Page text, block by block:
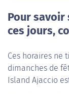
Pour savoir
ces jours,
Ces horaires ne
dimanches de
Island Ajaccio